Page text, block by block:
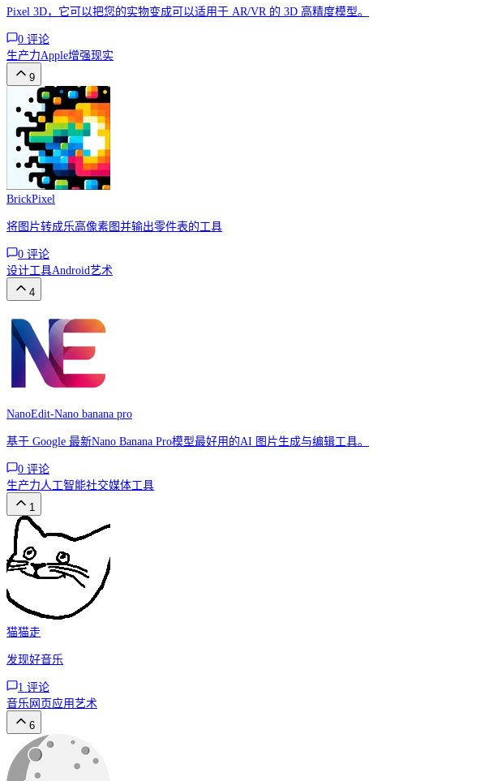
Pixel 3D，它可以把您的实物变成可以适用于 AR/VR 的 3D 高精度模型。
0 评论
生产力Apple增强现实
9
BrickPixel
将图片转成乐高像素图并输出零件表的工具
0 评论
设计工具Android艺术
4
NanoEdit-Nano banana pro
基于 Google 最新Nano Banana Pro模型最好用的AI 图片生成与编辑工具。
0 评论
生产力人工智能社交媒体工具
1
猫猫走
发现好音乐
1 评论
音乐 网页应用艺术
6